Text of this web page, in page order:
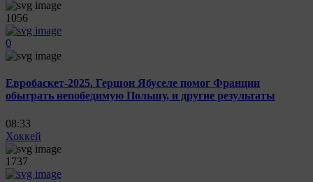
1056
0
Евробаскет-2025. Гершон Ябуселе помог Франции
обыграть непобедимую Польшу, и другие результаты
08:33
Хоккей
1737